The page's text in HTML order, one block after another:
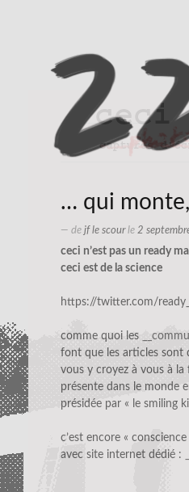
… qui
— de jf le scourle 2
ceci n’est pas un ready
ceci est de la science
https://twitter.com/
comme quoi les
font que les articles sont
vous y croyez à vous à la
présente dans le monde
présidée par « le smiling
c’est encore « conscience
avec site internet dédié :